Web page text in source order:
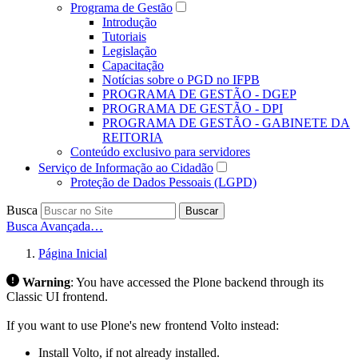
Programa de Gestão
Introdução
Tutoriais
Legislação
Capacitação
Notícias sobre o PGD no IFPB
PROGRAMA DE GESTÃO - DGEP
PROGRAMA DE GESTÃO - DPI
PROGRAMA DE GESTÃO - GABINETE DA
REITORIA
Conteúdo exclusivo para servidores
Serviço de Informação ao Cidadão
Proteção de Dados Pessoais (LGPD)
Busca Buscar
Busca Avançada…
Página Inicial
Warning: You have accessed the Plone backend through its
Classic UI frontend.
If you want to use Plone's new frontend Volto instead:
Install Volto, if not already installed.